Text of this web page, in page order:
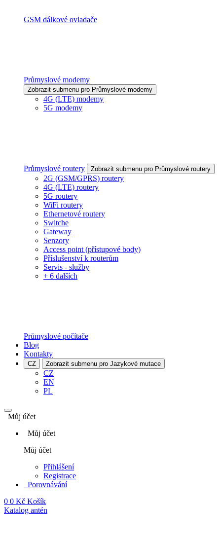
GSM dálkové ovladače
Průmyslové modemy
Zobrazit submenu pro Průmyslové modemy
4G (LTE) modemy
5G modemy
Průmyslové routery Zobrazit submenu pro Průmyslové routery
2G (GSM/GPRS) routery
4G (LTE) routery
5G routery
WiFi routery
Ethernetové routery
Switche
Gateway
Senzory
Access point (přístupové body)
Příslušenství k routerům
Servis - služby
+ 6 dalších
Průmyslové počítače
Blog
Kontakty
CZ Zobrazit submenu pro Jazykové mutace
CZ
EN
PL
Můj účet
Můj účet
Můj účet
Přihlášení
Registrace
Porovnávání
0 0 Kč Košík
Katalog antén